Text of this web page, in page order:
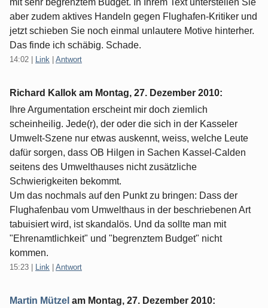
mit sehr begrenztem Budget. In Ihrem Text unterstellen Sie
aber zudem aktives Handeln gegen Flughafen-Kritiker und
jetzt schieben Sie noch einmal unlautere Motive hinterher.
Das finde ich schäbig. Schade.
14:02 Link Antwort
Richard Kallok am Montag, 27. Dezember 2010:
Ihre Argumentation erscheint mir doch ziemlich
scheinheilig. Jede(r), der oder die sich in der Kasseler
Umwelt-Szene nur etwas auskennt, weiss, welche Leute
dafür sorgen, dass OB Hilgen in Sachen Kassel-Calden
seitens des Umwelthauses nicht zusätzliche
Schwierigkeiten bekommt.
Um das nochmals auf den Punkt zu bringen: Dass der
Flughafenbau vom Umwelthaus in der beschriebenen Art
tabuisiert wird, ist skandalös. Und da sollte man mit
"Ehrenamtlichkeit" und "begrenztem Budget" nicht
kommen.
15:23 Link Antwort
Martin Mützel am Montag, 27. Dezember 2010: